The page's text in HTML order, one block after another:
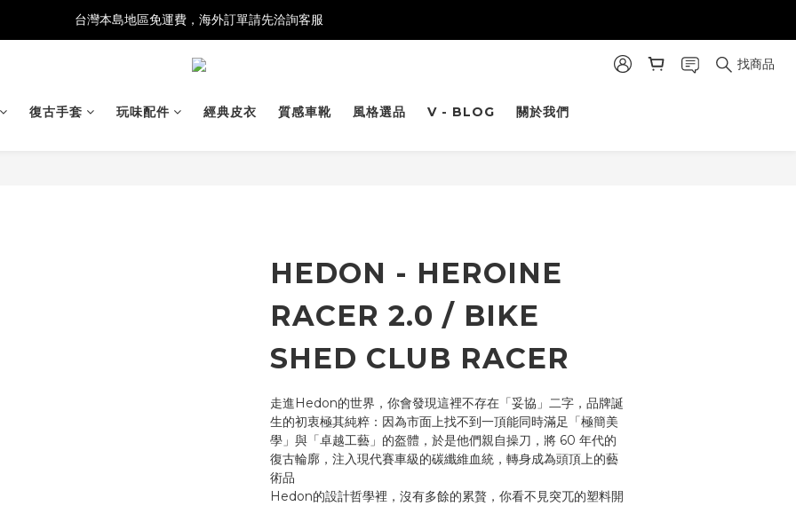
台灣本島地區免運費，海外訂單請先洽詢客服
找商品
復古手套 玩味配件 經典皮衣 質感車靴 風格選品 V - BLOG 關於我們
HEDON - HEROINE
RACER 2.0 / BIKE
SHED CLUB RACER
走進Hedon的世界，你會發現這裡不存在「妥協」二字，品牌誕
生的初衷極其純粹：因為市面上找不到一頂能同時滿足「極簡美
學」與「卓越工藝」的盔體，於是他們親自操刀，將 60 年代的
復古輪廓，注入現代賽車級的碳纖維血統，轉身成為頭頂上的藝
術品
Hedon的設計哲學裡，沒有多餘的累贅，你看不見突兀的塑料開